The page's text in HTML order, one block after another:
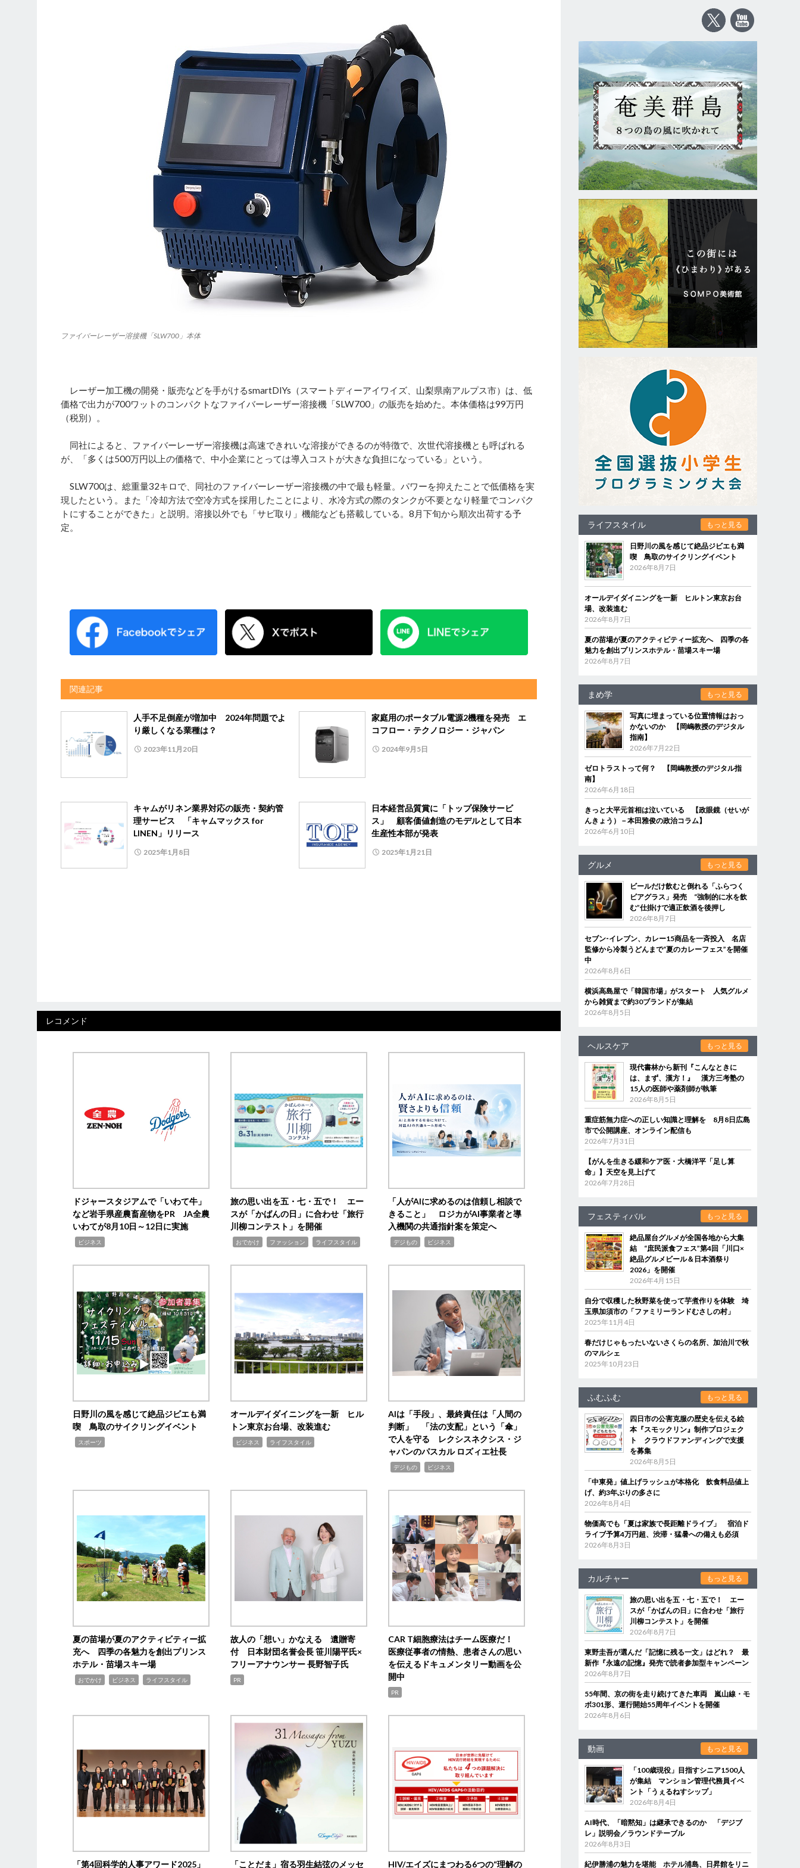
ファイバーレーザー溶接機「SLW700」本体
レーザー加工機の開発・販売などを手がけるsmartDIYs（スマートディーアイワイズ、山梨県南アルプス市）は、低
価格で出力が700ワットのコンパクトなファイバーレーザー溶接機「SLW700」の販売を始めた。本体価格は99万円
（税別）。
同社によると、ファイバーレーザー溶接機は高速できれいな溶接ができるのが特徴で、次世代溶接機とも呼ばれる
が、「多くは500万円以上の価格で、中小企業にとっては導入コストが大きな負担になっている」という。
SLW700は、総重量32キロで、同社のファイバーレーザー溶接機の中で最も軽量。パワーを抑えたことで低価格を実
現したという。また「冷却方法で空冷方式を採用したことにより、水冷方式の際のタンクが不要となり軽量でコンパク
トにすることができた」と説明。溶接以外でも「サビ取り」機能なども搭載している。8月下旬から順次出荷する予
定。
関連記事
人手不足倒産が増加中 2024年問題でよ
り厳しくなる業種は？
2023年11月20日
家庭用のポータブル電源2機種を発売 エ
コフロー・テクノロジー・ジャパン
2024年9月5日
キャムがリネン業界対応の販売・契約管
理サービス 「キャムマックス for
LINEN」リリース
2025年1月8日
日本経営品質賞に「トップ保険サービ
ス」 顧客価値創造のモデルとして日本
生産性本部が発表
2025年1月21日
レコメンド
ドジャースタジアムで「いわて牛」
など岩手県産農畜産物をPR JA全農
いわてが8月10日～12日に実施
ビジネス
旅の思い出を五・七・五で！ エー
スが「かばんの日」に合わせ「旅行
川柳コンテスト」を開催
おでかけ ファッション ライフスタイル
「人がAIに求めるのは信頼し相談で
きること」 ロジカがAI事業者と導
入機関の共通指針案を策定へ
デジもの ビジネス
日野川の風を感じて絶品ジビエも満
喫 鳥取のサイクリングイベント
スポーツ
オールデイダイニングを一新 ヒル
トン東京お台場、改装進む
ビジネス ライフスタイル
AIは「手段」、最終責任は「人間の
判断」 「法の支配」という「傘」
で人を守る レクシスネクシス・ジ
ャパンのパスカル ロズィエ社長
デジもの ビジネス
夏の苗場が夏のアクティビティー拡
充へ 四季の各魅力を創出プリンス
ホテル・苗場スキー場
おでかけ ビジネス ライフスタイル
故人の「想い」かなえる 遺贈寄
付 日本財団名誉会長 笹川陽平氏×
フリーアナウンサー 長野智子氏
PR
CAR T細胞療法はチーム医療だ！
医療従事者の情熱、患者さんの思い
を伝えるドキュメンタリー動画を公
開中
PR
「第4回科学的人事アワード2025」 「ことだま」宿る羽生結弦のメッセ HIV/エイズにまつわる6つの“理解の
ライフスタイル もっと見る
日野川の風を感じて絶品ジビエも満
喫 鳥取のサイクリングイベント
2026年8月7日
オールデイダイニングを一新 ヒルトン東京お台
場、改装進む
2026年8月7日
夏の苗場が夏のアクティビティー拡充へ 四季の各
魅力を創出プリンスホテル・苗場スキー場
2026年8月7日
まめ学 もっと見る
写真に埋まっている位置情報はおっ
かないのか 【岡嶋教授のデジタル
指南】
2026年7月22日
ゼロトラストって何？ 【岡嶋教授のデジタル指
南】
2026年6月18日
きっと大平元首相は泣いている 【政眼鏡（せいが
んきょう）－本田雅俊の政治コラム】
2026年6月10日
グルメ もっと見る
ビールだけ飲むと倒れる「ふらつく
ビアグラス」発売 “強制的に水を飲
む”仕掛けで適正飲酒を後押し
2026年8月7日
セブン‐イレブン、カレー15商品を一斉投入 名店
監修から冷製うどんまで“夏のカレーフェス”を開催
中
2026年8月6日
横浜高島屋で「韓国市場」がスタート 人気グルメ
から雑貨まで約30ブランドが集結
2026年8月5日
ヘルスケア もっと見る
現代書林から新刊『こんなときに
は、まず、漢方！』 漢方三考塾の
15人の医師や薬剤師が執筆
2026年8月5日
重症筋無力症への正しい知識と理解を 8月8日広島
市で公開講座、オンライン配信も
2026年7月31日
【がんを生きる緩和ケア医・大橋洋平「足し算
命」】天空を見上げて
2026年7月28日
フェスティバル もっと見る
絶品屋台グルメが全国各地から大集
結 “庶民派食フェス”第4回「川口×
絶品グルメビール＆日本酒祭り
2026」を開催
2026年4月15日
自分で収穫した秋野菜を使って芋煮作りを体験 埼
玉県加須市の「ファミリーランドむさしの村」
2025年11月4日
春だけじゃもったいないさくらの名所、加治川で秋
のマルシェ
2025年10月23日
ふむふむ もっと見る
四日市の公害克服の歴史を伝える絵
本『スモックリン』制作プロジェク
ト クラウドファンディングで支援
を募集
2026年8月5日
「中東発」値上げラッシュが本格化 飲食料品値上
げ、約3年ぶりの多さに
2026年8月4日
物価高でも「夏は家族で長距離ドライブ」 宿泊ド
ライブ予算4万円超、渋滞・猛暑への備えも必須
2026年8月3日
カルチャー もっと見る
旅の思い出を五・七・五で！ エー
スが「かばんの日」に合わせ「旅行
川柳コンテスト」を開催
2026年8月7日
東野圭吾が選んだ「記憶に残る一文」はどれ？ 最
新作『永遠の記憶』発売で読者参加型キャンペーン
2026年8月7日
55年間、京の街を走り続けてきた車両 嵐山線・モ
ボ301形、運行開始55周年イベントを開催
2026年8月6日
動画 もっと見る
「100歳現役」目指すシニア1500人
が集結 マンション管理代務員イベ
ント「うぇるねすシップ」
2026年8月4日
AI時代、「暗黙知」は継承できるのか 「デジブ
レ」説明会／ラウンドテーブル
2026年8月3日
紀伊勝浦の魅力を堪能 ホテル浦島、日昇館をリニ